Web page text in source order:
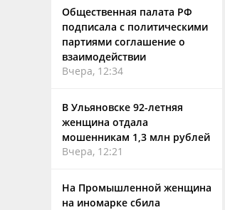
Общественная палата РФ
подписала с политическими
партиями соглашение о
взаимодействии
Вчера, 12:34
В Ульяновске 92-летняя
женщина отдала
мошенникам 1,3 млн рублей
Вчера, 12:21
На Промышленной женщина
на иномарке сбила